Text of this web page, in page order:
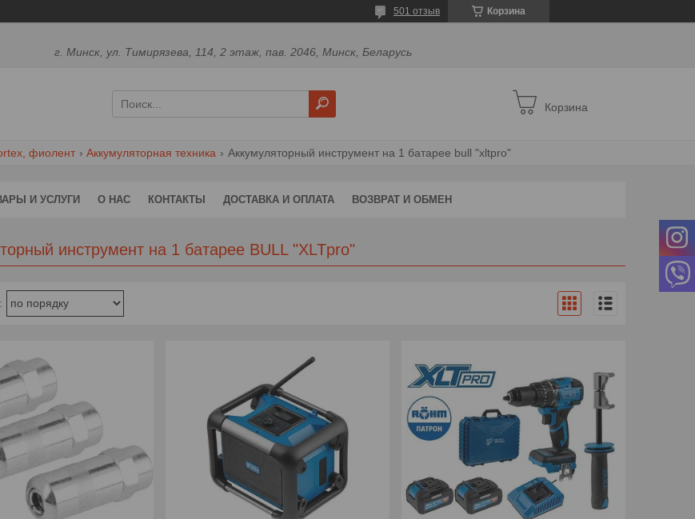
Корзина
501 отзыв
г. Минск, ул. Тимирязева, 114, 2 этаж, пав. 2046, Минск, Беларусь
Корзина
фиолент Аккумуляторная техника Аккумуляторный инструмент на 1 батарее bull "xltpro"
И УСЛУГИ О НАС КОНТАКТЫ ДОСТАВКА И ОПЛАТА ВОЗВРАТ И ОБМЕН
инструмент на 1 батарее BULL "XLTpro"